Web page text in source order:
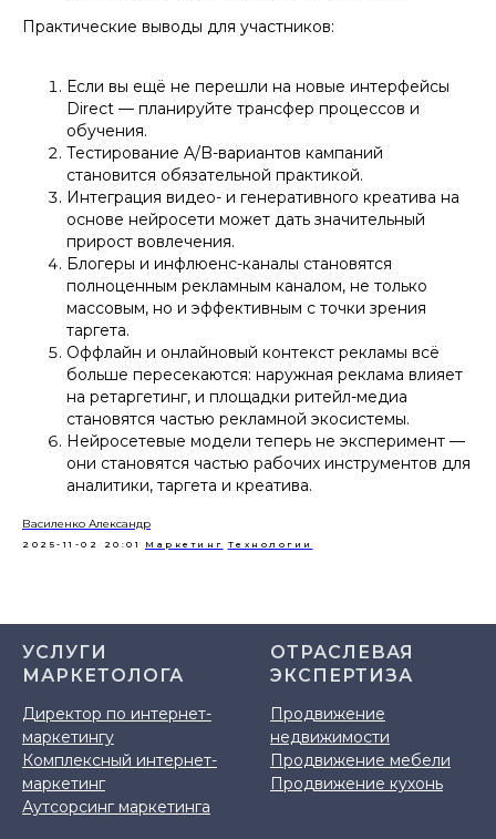
Практические выводы для участников:
Если вы ещё не перешли на новые интерфейсы
Direct — планируйте трансфер процессов и
обучения.
Тестирование A/B-вариантов кампаний
становится обязательной практикой.
Интеграция видео- и генеративного креатива на
основе нейросети может дать значительный
прирост вовлечения.
Блогеры и инфлюенс-каналы становятся
полноценным рекламным каналом, не только
массовым, но и эффективным с точки зрения
таргета.
Оффлайн и онлайновый контекст рекламы всё
больше пересекаются: наружная реклама влияет
на ретаргетинг, и площадки ритейл-медиа
становятся частью рекламной экосистемы.
Нейросетевые модели теперь не эксперимент —
они становятся частью рабочих инструментов для
аналитики, таргета и креатива.
Василенко Александр
2025-11-02 20:01 Маркетинг Технологии
УСЛУГИ
МАРКЕТОЛОГА
Директор по интернет-
маркетингу
Комплексный интернет-
маркетинг
Аутсорсинг маркетинга
ОТРАСЛЕВАЯ
ЭКСПЕРТИЗА
Продвижение
недвижимости
Продвижение мебели
Продвижение кухонь